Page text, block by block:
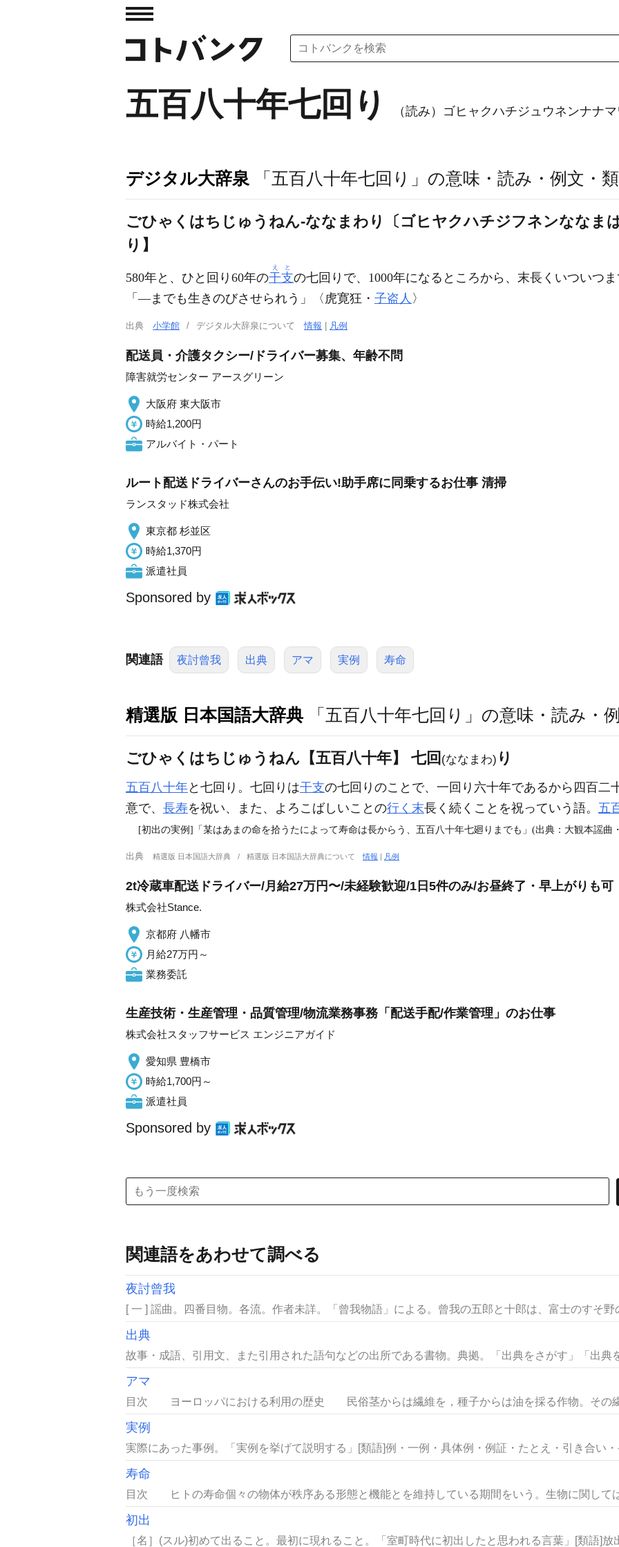
五百八十年七回り （読み）ゴヒャクハチジュウネンナナ
デジタル大辞泉 「五百八十年七回り」の意味・読み・例文・
ごひゃくはちじゅうねん‐ななまわり〔ゴヒヤクハチジフネンななま
り】
580年と、ひと回り60年の干支
えと
の七回りで、1000年になるところから、末長くいついつ
「―までも生きのびさせられう」〈虎寛狂・ 子盗人 〉
出典 小学館 デジタル大辞泉について情報 凡例
配送員・介護タクシー/ドライバー募集、年齢不問
障害就労センター アースグリーン
大阪府 東大阪市
時給1,200円
アルバイト・パート
ルート配送ドライバーさんのお手伝い!助手席に同乗するお仕事 清掃
ランスタッド株式会社
東京都 杉並区
時給1,370円
派遣社員
Sponsored by
関連語 夜討曾我 出典 アマ 実例 寿命
精選版 日本国語大辞典 「五百八十年七回り」の意味・読み・
ごひゃくはちじゅうねん【五百八十年】 七回 (ななまわ) り
五百八十年と七回り。七回りは干支の七回りのことで、一回り六十年であるから四百二
意で、 長寿を祝い、また、よろこばしいことの行く末長く続くことを祝っていう語。 五
[初出の実例]「某はあまの命を拾うたによって寿命は長からう、五百八十年七廻りまでも」(出典：大観本謡曲
出典 精選版 日本国語大辞典 精選版 日本国語大辞典について情報 | 凡例
2t冷蔵車配送ドライバー/月給27万円〜/未経験歓迎/1日5件のみ/お昼終了・早上がりも可
株式会社Stance.
京都府 八幡市
月給27万円～
業務委託
生産技術・生産管理・品質管理/物流業務事務「配送手配/作業管理」のお仕事
株式会社スタッフサービス エンジニアガイド
愛知県 豊橋市
時給1,700円～
派遣社員
Sponsored by
関連語をあわせて調べる
夜討曾我
[ 一 ] 謡曲。四番目物。各流。作者未詳。「曾我物語」による。曾我の五郎と十郎は、富士のすそ野
出典
故事・成語、引用文、また引用された語句などの出所である書物。典拠。「出典をさがす」「出典
アマ
目次 ヨーロッパにおける利用の歴史 民俗茎からは繊維を，種子からは油を採る作物。その
実例
実際にあった事例。「実例を挙げて説明する」[類語]例・一例・具体例・例証・たとえ・引き合い
寿命
目次 ヒトの寿命個々の物体が秩序ある形態と機能とを維持している期間をいう。生物に関して
初出
［名］(スル)初めて出ること。最初に現れること。「室町時代に初出したと思われる言葉」[類語]放